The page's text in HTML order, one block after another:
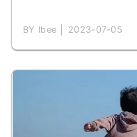
BY Ibee │ 2023-07-05